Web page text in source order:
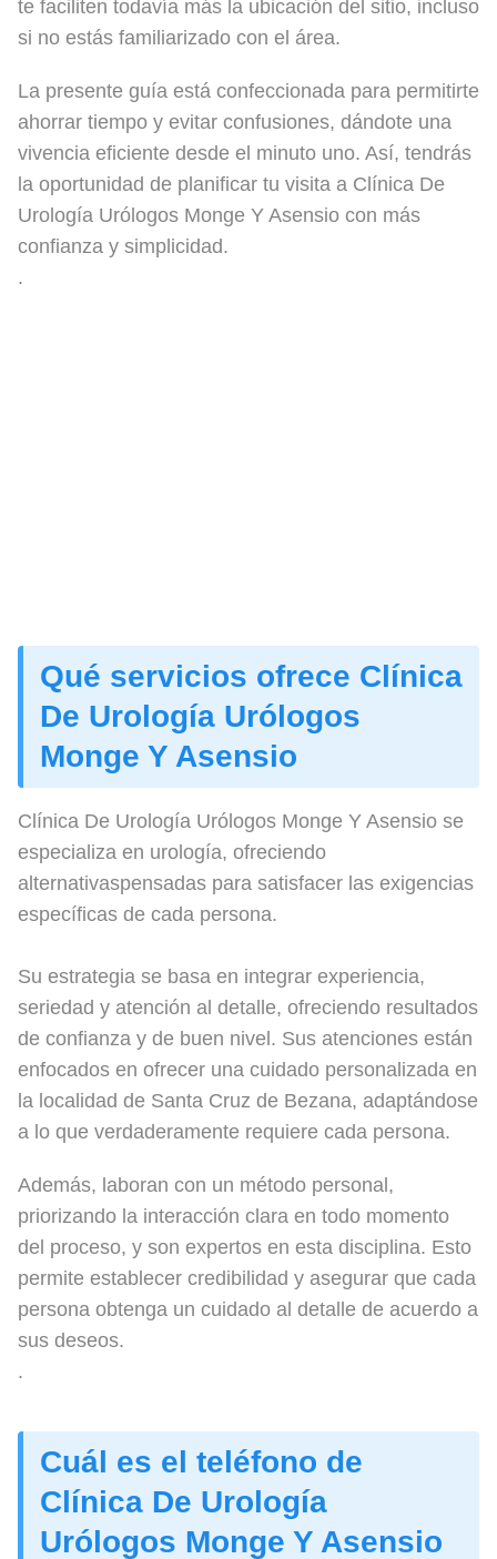
te faciliten todavía más la ubicación del sitio, incluso
si no estás familiarizado con el área.
La presente guía está confeccionada para permitirte
ahorrar tiempo y evitar confusiones, dándote una
vivencia eficiente desde el minuto uno. Así, tendrás
la oportunidad de planificar tu visita a Clínica De
Urología Urólogos Monge Y Asensio con más
confianza y simplicidad.
.
Qué servicios ofrece Clínica
De Urología Urólogos
Monge Y Asensio
Clínica De Urología Urólogos Monge Y Asensio se
especializa en urología, ofreciendo
alternativaspensadas para satisfacer las exigencias
específicas de cada persona.
Su estrategia se basa en integrar experiencia,
seriedad y atención al detalle, ofreciendo resultados
de confianza y de buen nivel. Sus atenciones están
enfocados en ofrecer una cuidado personalizada en
la localidad de Santa Cruz de Bezana, adaptándose
a lo que verdaderamente requiere cada persona.
Además, laboran con un método personal,
priorizando la interacción clara en todo momento
del proceso, y son expertos en esta disciplina. Esto
permite establecer credibilidad y asegurar que cada
persona obtenga un cuidado al detalle de acuerdo a
sus deseos.
.
Cuál es el teléfono de
Clínica De Urología
Urólogos Monge Y Asensio